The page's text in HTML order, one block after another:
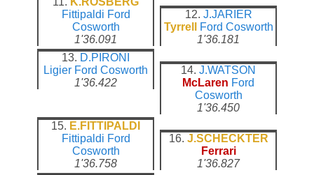
Fittipaldi Ford
Cosworth
1'36.091
12. J.JARIER
Tyrrell
Ford Cosworth
1'36.181
13. D.PIRONI
Ligier Ford Cosworth
1'36.422
14. J.WATSON
McLaren Ford
Cosworth
1'36.450
15. E.FITTIPALDI
Fittipaldi Ford
Cosworth
1'36.758
16. J.SCHECKTER
Ferrari
1'36.827